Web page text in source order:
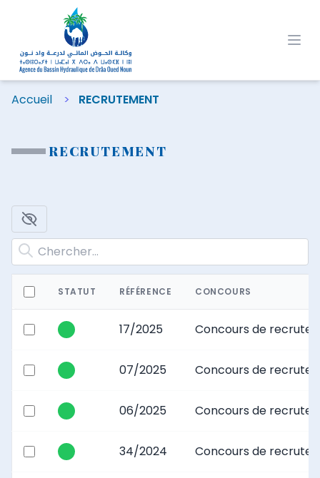
Accueil RECRUTEMENT
RECRUTEMENT
STATUT RÉFÉRENCE CONCOURS
17/2025 Concours de
07/2025 Concours de
06/2025 Concours de
34/2024 Concours de